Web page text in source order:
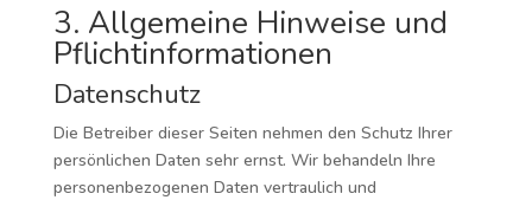
3. Allgemeine Hinweise und
Pflicht­informationen
Datenschutz
Die Betreiber dieser Seiten nehmen den Schutz Ihrer
persönlichen Daten sehr ernst. Wir behandeln Ihre
personenbezogenen Daten vertraulich und